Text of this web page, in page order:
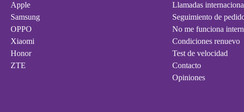
Apple
Samsung
OPPO
Xiaomi
Honor
ZTE
Llamadas
Seguimiento de
No me funciona
Condiciones renuevo
Test de velocidad
Contacto
Opiniones